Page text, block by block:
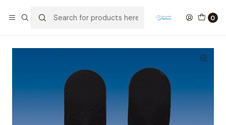
0
Elástico de Tração para AB01 (1 Unidade)